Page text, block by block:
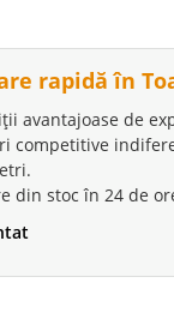
rapidă în
avantajoase de
competitive
din stoc în 24 de